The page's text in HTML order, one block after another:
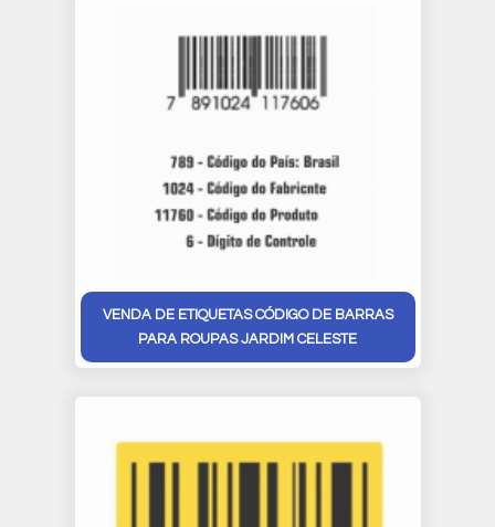
VENDA DE ETIQUETAS CÓDIGO DE BARRAS
PARA ROUPAS JARDIM CELESTE